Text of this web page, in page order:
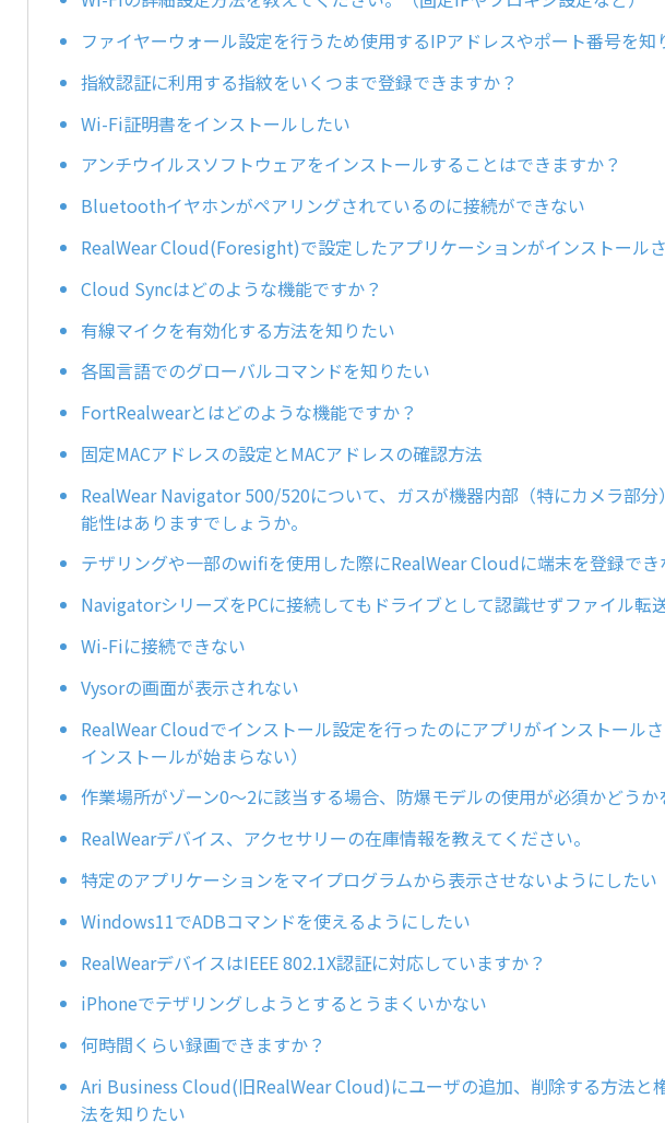
ファイヤーウォール設定を行うため使用するIPアドレスやポート番号を知
指紋認証に利用する指紋をいくつまで登録できますか？
Wi-Fi証明書をインストールしたい
アンチウイルスソフトウェアをインストールすることはできますか？
Bluetoothイヤホンがペアリングされているのに接続ができない
RealWear Cloud(Foresight)で設定したアプリケーションがインストール
Cloud Syncはどのような機能ですか？
有線マイクを有効化する方法を知りたい
各国言語でのグローバルコマンドを知りたい
FortRealwearとはどのような機能ですか？
固定MACアドレスの設定とMACアドレスの確認方法
RealWear Navigator 500/520について、ガスが機器内部（特にカメラ部
能性はありますでしょうか。
テザリングや一部のwifiを使用した際にRealWear Cloudに端末を登録で
NavigatorシリーズをPCに接続してもドライブとして認識せずファイル転
Wi-Fiに接続できない
Vysorの画面が表示されない
RealWear Cloudでインストール設定を行ったのにアプリがインストール
インストールが始まらない）
作業場所がゾーン0～2に該当する場合、防爆モデルの使用が必須かどう
RealWearデバイス、アクセサリーの在庫情報を教えてください。
特定のアプリケーションをマイプログラムから表示させないようにしたい
Windows11でADBコマンドを使えるようにしたい
RealWearデバイスはIEEE 802.1X認証に対応していますか？
iPhoneでテザリングしようとするとうまくいかない
何時間くらい録画できますか？
Ari Business Cloud(旧RealWear Cloud)にユーザの追加、削除する方法と
法を知りたい